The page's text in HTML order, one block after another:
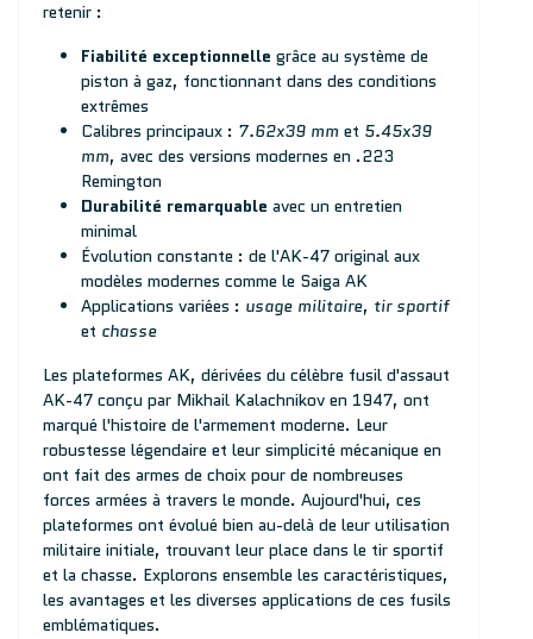
retenir :
Fiabilité exceptionnelle grâce au système de
piston à gaz, fonctionnant dans des conditions
extrêmes
Calibres principaux : 7.62x39 mm et 5.45x39
mm, avec des versions modernes en .223
Remington
Durabilité remarquable avec un entretien
minimal
Évolution constante : de l'AK-47 original aux
modèles modernes comme le Saiga AK
Applications variées : usage militaire, tir sportif
et chasse
Les plateformes AK, dérivées du célèbre fusil d'assaut
AK-47 conçu par Mikhail Kalachnikov en 1947, ont
marqué l'histoire de l'armement moderne. Leur
robustesse légendaire et leur simplicité mécanique en
ont fait des armes de choix pour de nombreuses
forces armées à travers le monde. Aujourd'hui, ces
plateformes ont évolué bien au-delà de leur utilisation
militaire initiale, trouvant leur place dans le tir sportif
et la chasse. Explorons ensemble les caractéristiques,
les avantages et les diverses applications de ces fusils
emblématiques.